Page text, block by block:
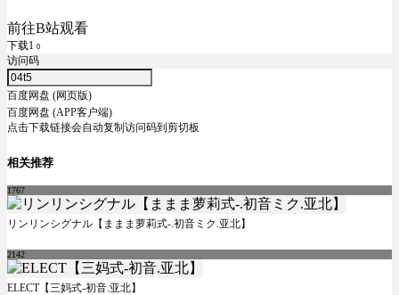
前往B站观看
下载1 0
访问码
百度网盘 (网页版)
百度网盘 (APP客户端)
点击下载链接会自动复制访问码到剪切板
相关推荐
1767
リンリンシグナル【ままま萝莉式-.初音ミク.亚北】
2142
ELECT【三妈式-初音.亚北】